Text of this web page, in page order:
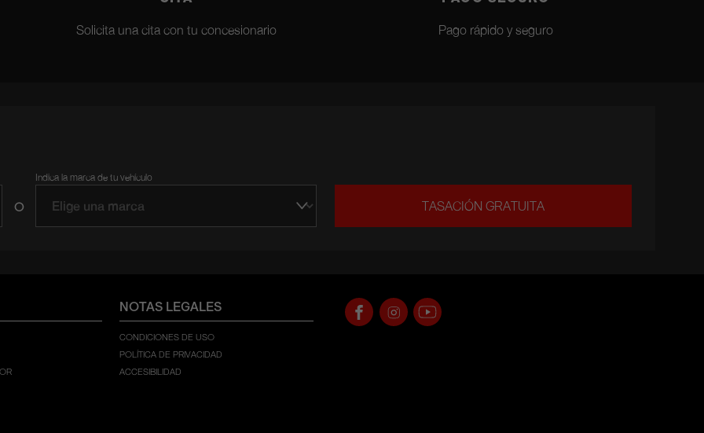
Solicita una cita con tu concesionario Pago rápido y seguro
O
Indica la marca de tu vehículo
TASACIÓN GRATUITA
NOTAS LEGALES
CONDICIONES DE USO
POLÍTICA DE PRIVACIDAD
ACCESIBILIDAD